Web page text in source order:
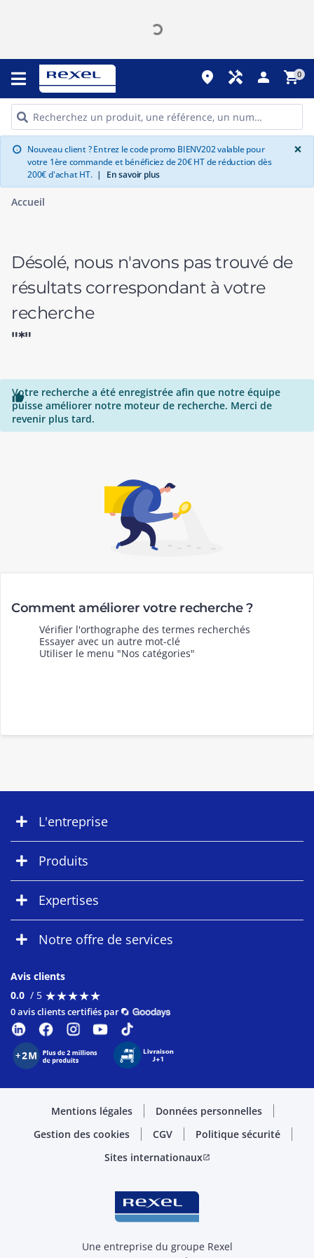
place handyman person shopping_cart0
info Nouveau client ? Entrez le code promo BIENV202 valable pour
votre 1ère commande et bénéficiez de 20€ HT de réduction dès
200€ d'achat HT. | En savoir plus
×
Accueil
Désolé, nous n'avons pas trouvé de
résultats correspondant à votre
recherche
"*"

Votre recherche a été enregistrée afin que notre équipe
puisse améliorer notre moteur de recherche. Merci de
revenir plus tard.
Comment améliorer votre recherche ?
Vérifier l'orthographe des termes recherchés
Essayer avec un autre mot-clé
Utiliser le menu "Nos catégories"
L'entreprise
Produits
Expertises
Notre offre de services
Avis clients
0.0 / 5 ★★★★★
★★★★★
0 avis clients certifiés par
Mentions légales
Données personnelles
Gestion des cookies
CGV
Politique sécurité
Sites internationauxopen_in_new
Une entreprise du groupe Rexel